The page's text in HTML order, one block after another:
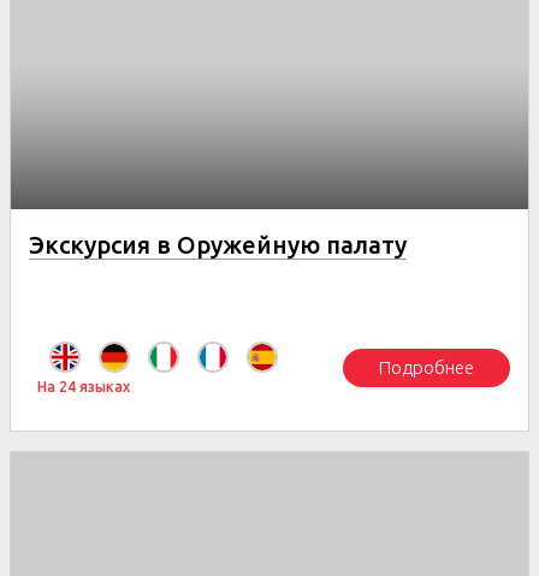
Экскурсия в Оружейную палату
На 24 языках
Подробнее